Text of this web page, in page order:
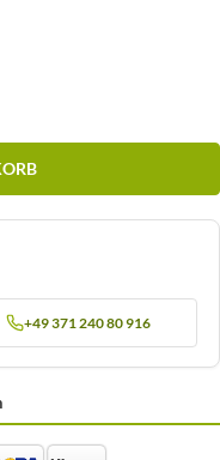
+49 371 240 80 916